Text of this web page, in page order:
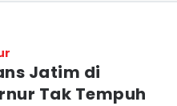
Jatim di
Tak Tempuh